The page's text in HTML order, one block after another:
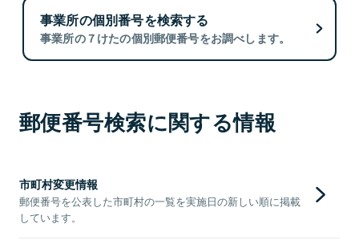
事業所の個別番号を検索する
事業所の７けたの個別郵便番号をお調べします。
郵便番号検索に関する情報
市町村変更情報
郵便番号を公表した市町村の一覧を実施日の新しい順に掲載
しています。